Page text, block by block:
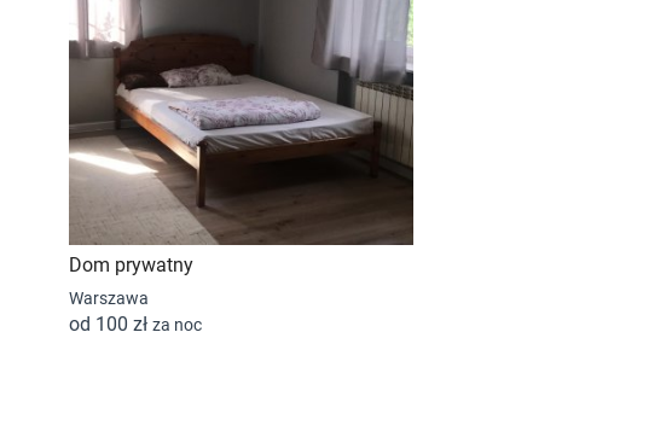
Dom prywatny
Warszawa
od 100 zł za noc